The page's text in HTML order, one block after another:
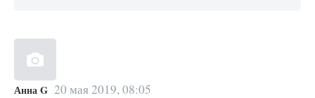
Анна G 20 мая 2019, 08:05